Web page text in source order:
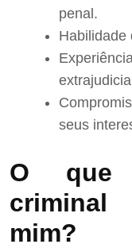
penal.
Habilidade
seus
O que
mim?